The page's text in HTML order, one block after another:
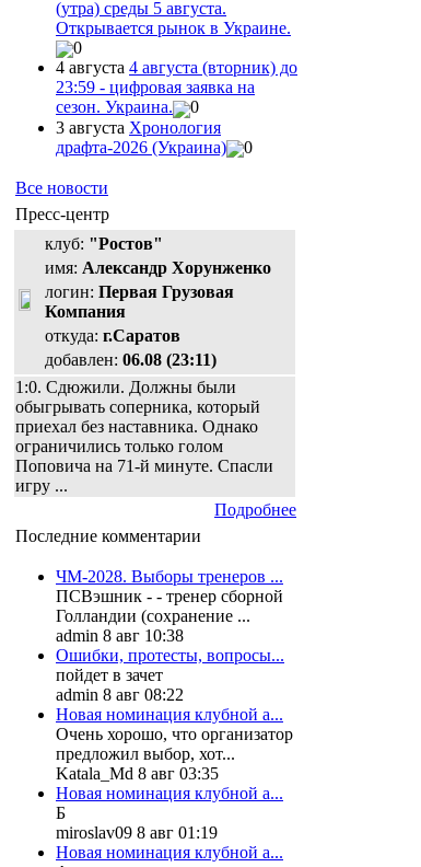
(утра) среды 5 августа.
Открывается рынок в Украине.
0
4 августа 4 августа (вторник) до
23:59 - цифровая заявка на
сезон. Украина.
0
3 августа Хронология
драфта-2026 (Украина)
0
Все новости
Пресс-центр
клуб: "Ростов"
имя: Александр Хорунженко
логин: Первая Грузовая
Компания
откуда: г.Саратов
добавлен: 06.08 (23:11)
1:0. Сдюжили. Должны были
обыгрывать соперника, который
приехал без наставника. Однако
ограничились только голом
Поповича на 71-й минуте. Спасли
игру ...
Подробнее
Последние комментарии
ЧМ-2028. Выборы тренеров ...
ПСВэшник - - тренер сборной
Голландии (сохранение ...
admin 8 авг 10:38
Ошибки, протесты, вопросы...
пойдет в зачет
admin 8 авг 08:22
Новая номинация клубной а...
Очень хорошо, что организатор
предложил выбор, хот...
Katala_Md 8 авг 03:35
Новая номинация клубной а...
Б
miroslav09 8 авг 01:19
Новая номинация клубной а...